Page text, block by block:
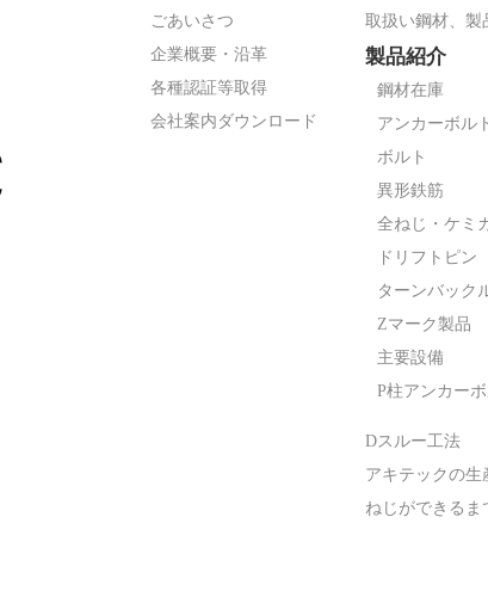
ごあいさつ
企業概要・沿革
各種認証等取得
会社案内ダウンロード
取扱い鋼材、製
製品紹介
鋼材在庫
アンカーボル
ボルト
異形鉄筋
全ねじ・ケミ
ドリフトピン
ターンバック
Zマーク製品
主要設備
P柱アンカー
Dスルー工法
アキテックの生
ねじができる